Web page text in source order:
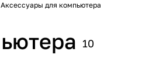
Аксессуары для компьютера
10